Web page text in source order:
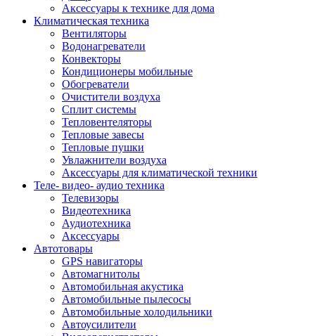
Аксессуары к технике для дома
Климатическая техника
Вентиляторы
Водонагреватели
Конвекторы
Кондиционеры мобильные
Обогреватели
Очистители воздуха
Сплит системы
Тепловентеляторы
Тепловые завесы
Тепловые пушки
Увлажнители воздуха
Аксессуары для климатической техники
Теле- видео- аудио техника
Телевизоры
Видеотехника
Аудиотехника
Аксессуары
Автотовары
GPS навигаторы
Автомагнитолы
Автомобильная акустика
Автомобильные пылесосы
Автомобильные холодильники
Автоусилители